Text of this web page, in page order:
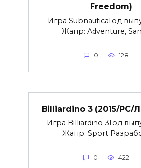
Freedom)
Игра SubnauticaГод
Жанр: Adventure,
0 128
Billiardino 3 (2015/PC/
Игра Billiardino 3Год
Жанр: Sport
0 422